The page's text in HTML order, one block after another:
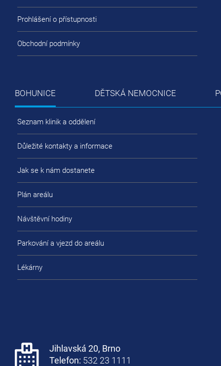
Prohlášení o přístupnosti
Obchodní podmínky
BOHUNICE DĚTSKÁ NEMOCNICE
Seznam klinik a oddělení
Důležité kontakty a informace
Jak se k nám dostanete
Plán areálu
Návštěvní hodiny
Parkování a vjezd do areálu
Lékárny
Jihlavská 20, Brno
Telefon: 532 23 1111